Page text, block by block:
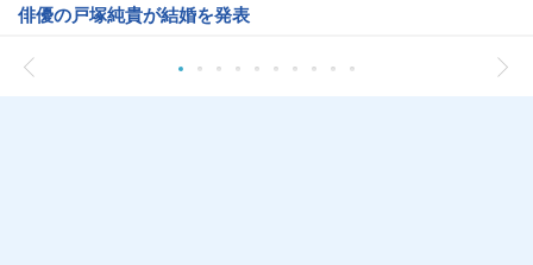
俳優の戸塚純貴が結婚を発表